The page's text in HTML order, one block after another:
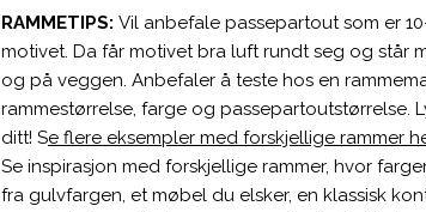
RAMMETIPS: Vil anbefale passepartout som er
motivet. Da får motivet bra luft rundt seg og står
og på veggen. Anbefaler å teste hos en
rammestørrelse, farge og passepartoutstørrelse.
ditt! Se flere eksempler med forskjellige rammer
Se inspirasjon med forskjellige rammer, hvor
fra gulvfargen, et møbel du elsker, en klassisk